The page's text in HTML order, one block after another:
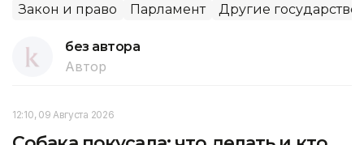
Закон и право Парламент Другие
без автора
Автор
12:10, 09 Августа 2026